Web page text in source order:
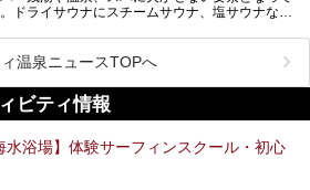
”の一日を過ごすのにもぴったり。
まで魅力をたっぷり堪能してきたので、その全容
ントに行ってきました！今回はそのリニューア
ドライサウナにスチームサウナ、塩サウナな
リュウなど、心ゆくまで楽しむためのサービス
施設も多くみられます。
サウナにこだわった、大阪府内のオススメ温
パを30件紹介したいと思います！
温泉ニュースTOPへ
ビティ情報
水浴場】体験サーフィンスクール・初心